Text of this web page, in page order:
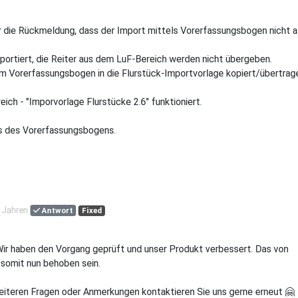
die Rückmeldung, dass der Import mittels Vorerfassungsbogen nicht
die Reiter aus dem LuF-Bereich werden nicht übergeben.
Vorerfassungsbogen in die Flurstück-Importvorlage kopiert/
- "Imporvorlage Flurstücke 2.6" funktioniert.
Vorerfassungsbogens.
Antwort Fixed
haben den Vorgang geprüft und unser Produkt verbessert. Das von
nun behoben sein.
Fragen oder Anmerkungen kontaktieren Sie uns gerne erneut 🤗